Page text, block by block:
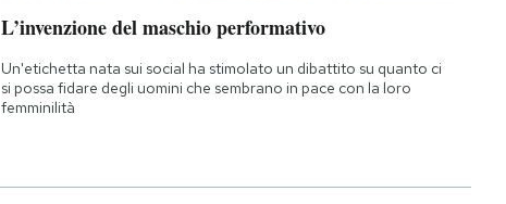
L’invenzione del maschio performativo
Un'etichetta nata sui social ha stimolato un dibattito su quanto ci
si possa fidare degli uomini che sembrano in pace con la loro
femminilità